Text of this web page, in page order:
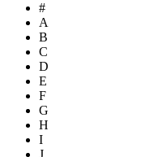
#
A
B
C
D
E
F
G
H
I